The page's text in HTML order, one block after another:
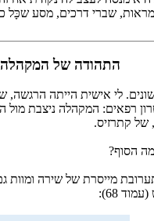
שברי דרכים, מסע
התהודה של המקהלה
לי אישית הייתה הרגשה,
המקהלה ניצבת מול
של קתרזיס.
הסוף?
מייסרת של שירה ומוות
68):